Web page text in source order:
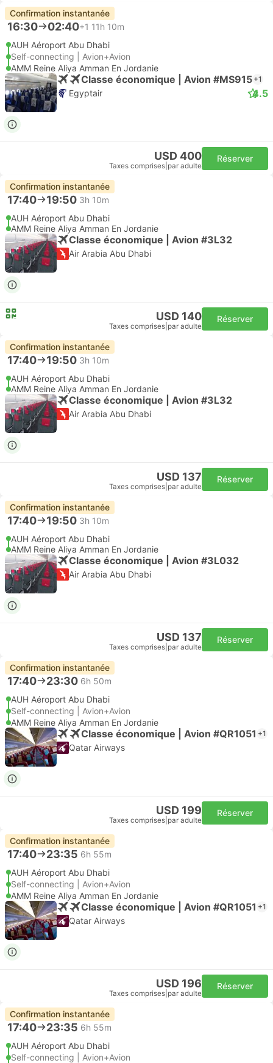
Confirmation instantanée
16:30 02:40+1 11h 10m
AUH Aéroport Abu Dhabi
Self-connecting | Avion+Avion
AMM Reine Aliya Amman En Jordanie
Classe économique | Avion #MS915 +1
Egyptair 4.5
USD 400
Taxes comprises par adulte
Réserver
Confirmation instantanée
17:40 19:50 3h 10m
AUH Aéroport Abu Dhabi
AMM Reine Aliya Amman En Jordanie
Classe économique | Avion #3L32
Air Arabia Abu Dhabi
USD 140
Taxes comprises par adulte
Réserver
Confirmation instantanée
17:40 19:50 3h 10m
AUH Aéroport Abu Dhabi
AMM Reine Aliya Amman En Jordanie
Classe économique | Avion #3L32
Air Arabia Abu Dhabi
USD 137
Taxes comprises par adulte
Réserver
Confirmation instantanée
17:40 19:50 3h 10m
AUH Aéroport Abu Dhabi
AMM Reine Aliya Amman En Jordanie
Classe économique | Avion #3L032
Air Arabia Abu Dhabi
USD 137
Taxes comprises par adulte
Réserver
Confirmation instantanée
17:40 23:30 6h 50m
AUH Aéroport Abu Dhabi
Self-connecting | Avion+Avion
AMM Reine Aliya Amman En Jordanie
Classe économique | Avion #QR1051 +1
Qatar Airways
USD 199
Taxes comprises par adulte
Réserver
Confirmation instantanée
17:40 23:35 6h 55m
AUH Aéroport Abu Dhabi
Self-connecting | Avion+Avion
AMM Reine Aliya Amman En Jordanie
Classe économique | Avion #QR1051 +1
Qatar Airways
USD 196
Taxes comprises par adulte
Réserver
Confirmation instantanée
17:40 23:35 6h 55m
AUH Aéroport Abu Dhabi
Self-connecting | Avion+Avion